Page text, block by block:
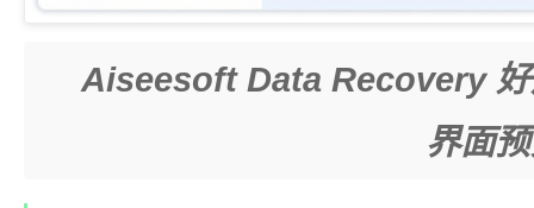
Aiseesoft Data Recovery
界面